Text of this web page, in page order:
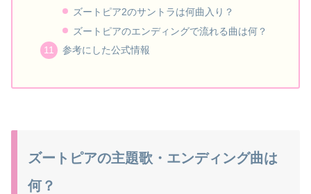
ズートピア2のサントラは何曲入り？
ズートピアのエンディングで流れる曲は何？
参考にした公式情報
ズートピアの主題歌・エンディング曲は
何？